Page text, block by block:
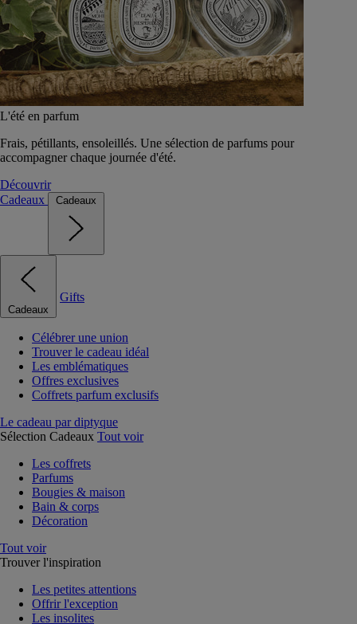
L'été en parfum
Frais, pétillants, ensoleillés. Une sélection de parfums pour
accompagner chaque journée d'été.
Découvrir
Cadeaux
Cadeaux
Cadeaux
Gifts
Célébrer une union
Trouver le cadeau idéal
Les emblématiques
Offres exclusives
Coffrets parfum exclusifs
Le cadeau par diptyque
Sélection Cadeaux Tout voir
Les coffrets
Parfums
Bougies & maison
Bain & corps
Décoration
Tout voir
Trouver l'inspiration
Les petites attentions
Offrir l'exception
Les insolites